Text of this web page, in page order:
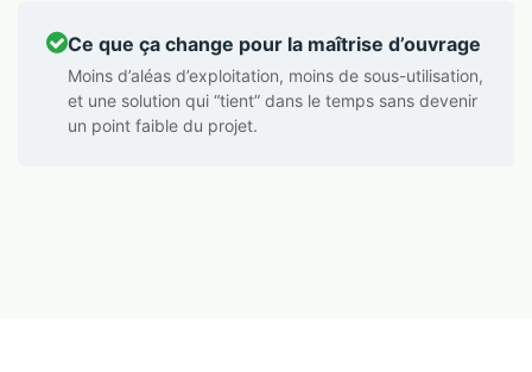
Ce que ça change pour la maîtrise d’ouvrage
Moins d’aléas d’exploitation, moins de sous-utilisation,
et une solution qui “tient” dans le temps sans devenir
un point faible du projet.